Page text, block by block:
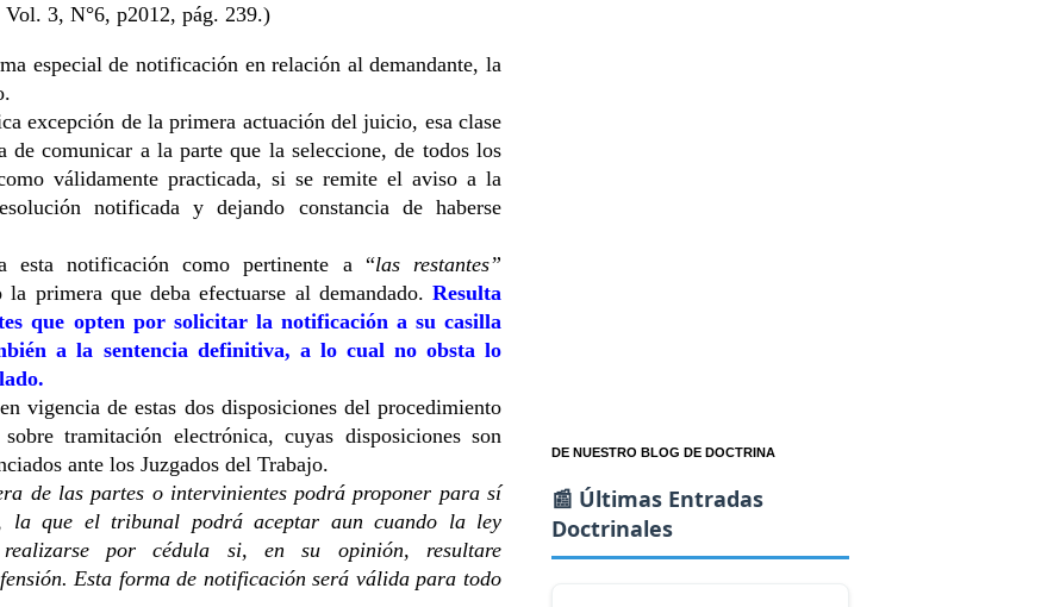
3, N°6, p2012, pág. 239.)
especial de notificación en relación al demandante, la
excepción de la primera actuación del juicio, esa clase
de comunicar a la parte que la seleccione, de todos los
válidamente practicada, si se remite el aviso a la
notificada y dejando constancia de haberse
notificación como pertinente a “las restantes”
primera que deba efectuarse al demandado. Resulta
que opten por solicitar la notificación a su casilla
a la sentencia definitiva, a lo cual no obsta lo
vigencia de estas dos disposiciones del procedimiento
tramitación electrónica, cuyas disposiciones son
ante los Juzgados del Trabajo.
de las partes o intervinientes podrá proponer para sí
la que el tribunal podrá aceptar aun cuando la ley
por cédula si, en su opinión, resultare
Esta forma de notificación será válida para todo
DE NUESTRO BLOG DE DOCTRINA
📰 Últimas Entradas
Doctrinales